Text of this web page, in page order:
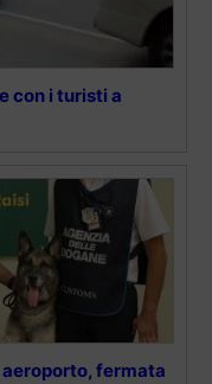
con i turisti a
fermata